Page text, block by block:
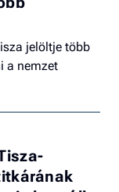
jelöltje több
a nemzet